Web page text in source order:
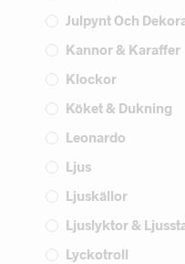
Julpynt Och
Kannor & Karaffer
Klockor
Köket & Dukning
Leonardo
Ljus
Ljuskällor
Ljuslyktor &
Lyckotroll